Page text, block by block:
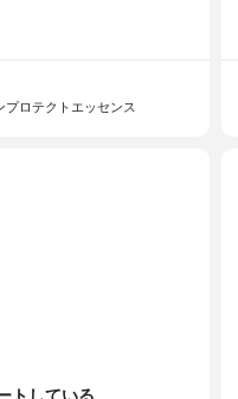
プロテクトエッセンス
トしている